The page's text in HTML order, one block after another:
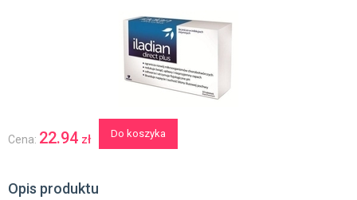
Cena: 22.94 zł Do koszyka
Opis produktu